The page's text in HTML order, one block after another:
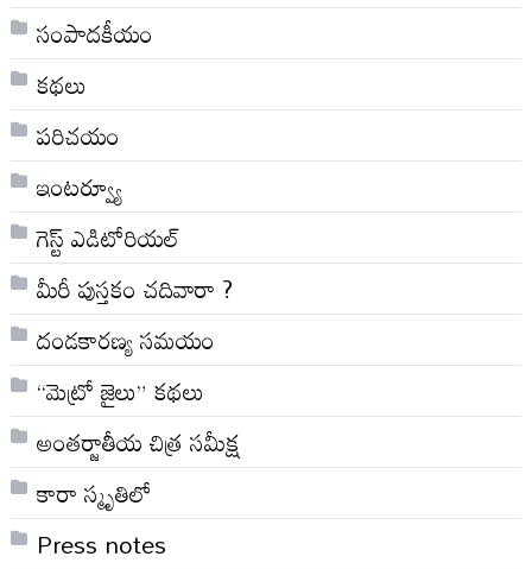
సంపాదకీయం
కథలు
పరిచయం
ఇంటర్వ్యూ
గెస్ట్ ఎడిటోరియల్
మీరీ పుస్తకం చదివారా ?
దండకారణ్య సమయం
“మెట్రో జైలు” కథలు
అంతర్జాతీయ చిత్ర సమీక్ష
కారా స్మృతిలో
Press notes